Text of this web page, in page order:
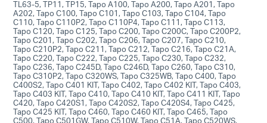
TL63-5, TP11, TP15, Tapo A100, Tapo A200, Tapo A201, Tapo
A202, Tapo C100, Tapo C101, Tapo C103, Tapo C104, Tapo
C110, Tapo C110P2, Tapo C110P4, Tapo C111, Tapo C113,
Tapo C120, Tapo C125, Tapo C200, Tapo C200C, Tapo C200P2,
Tapo C201, Tapo C202, Tapo C206, Tapo C207, Tapo C210,
Tapo C210P2, Tapo C211, Tapo C212, Tapo C216, Tapo C21A,
Tapo C220, Tapo C222, Tapo C225, Tapo C230, Tapo C232,
Tapo C236, Tapo C245D, Tapo C246D, Tapo C260, Tapo C310,
Tapo C310P2, Tapo C320WS, Tapo C325WB, Tapo C400, Tapo
C400S2, Tapo C401 KIT, Tapo C402, Tapo C402 KIT, Tapo C403,
Tapo C403 KIT, Tapo C410, Tapo C410 KIT, Tapo C411 KIT, Tapo
C420, Tapo C420S1, Tapo C420S2, Tapo C420S4, Tapo C425,
Tapo C425 KIT, Tapo C460, Tapo C460 KIT, Tapo C465, Tapo
C500, Tapo C501GW, Tapo C510W, Tapo C51A, Tapo C520WS,